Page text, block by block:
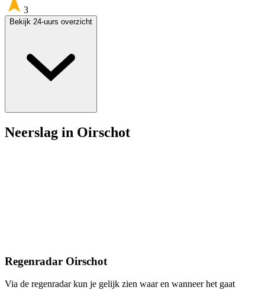
3
Bekijk 24-uurs overzicht
Neerslag in Oirschot
Regenradar Oirschot
Via de regenradar kun je gelijk zien waar en wanneer het gaat